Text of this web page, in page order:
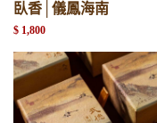
臥香│儀鳳海南
$ 1,800